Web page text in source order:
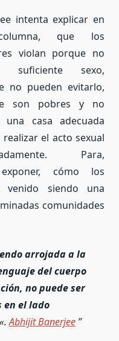
intenta explicar en
que los
violan porque no
suficiente sexo,
no pueden evitarlo,
son pobres y no
una casa adecuada
el acto sexual
Para,
cómo los
venido siendo una
comunidades
arrojada a la
del cuerpo
no puede ser
en el lado
«.Abhijit Banerjee